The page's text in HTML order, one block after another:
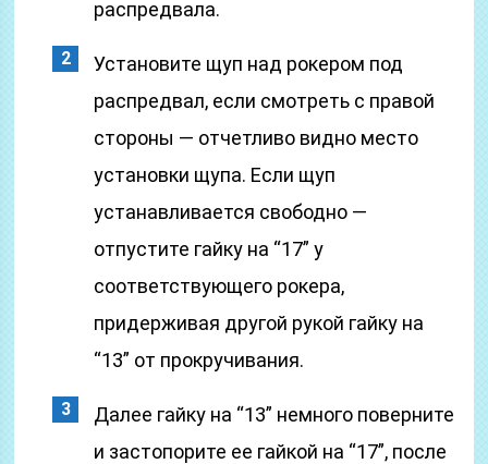
распредвала.
Установите щуп над рокером под
распредвал, если смотреть с правой
стороны — отчетливо видно место
установки щупа. Если щуп
устанавливается свободно —
отпустите гайку на “17” у
соответствующего рокера,
придерживая другой рукой гайку на
“13” от прокручивания.
Далее гайку на “13” немного поверните
и застопорите ее гайкой на “17”, после